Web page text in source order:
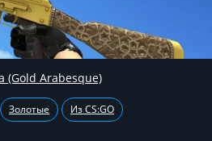
(Gold Arabesque)
Золотые Из CS:GO